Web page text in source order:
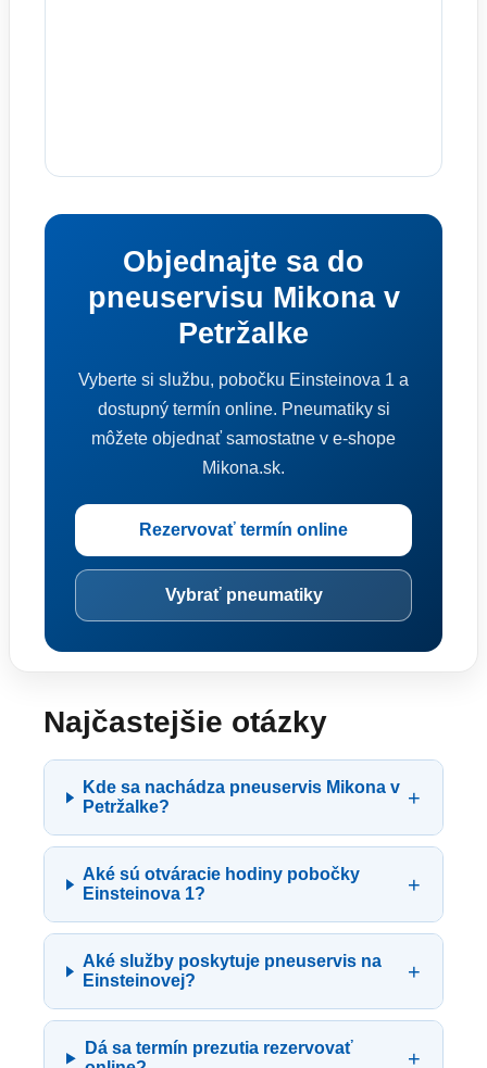
Objednajte sa do
pneuservisu Mikona v
Petržalke
Vyberte si službu, pobočku Einsteinova 1 a
dostupný termín online. Pneumatiky si
môžete objednať samostatne v e-shope
Mikona.sk.
Rezervovať termín online
Vybrať pneumatiky
Najčastejšie otázky
Kde sa nachádza pneuservis Mikona v
Petržalke?
+
Aké sú otváracie hodiny pobočky
Einsteinova 1?
+
Aké služby poskytuje pneuservis na
Einsteinovej?
+
Dá sa termín prezutia rezervovať
+